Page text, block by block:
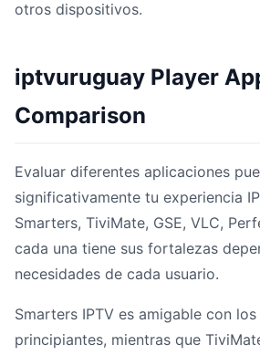
otros dispositivos.
iptvuruguay Player
Comparison
Evaluar diferentes aplicaciones
significativamente tu experiencia
Smarters, TiviMate, GSE, VLC,
cada una tiene sus fortalezas
necesidades de cada usuario.
Smarters IPTV es amigable con
principiantes, mientras que